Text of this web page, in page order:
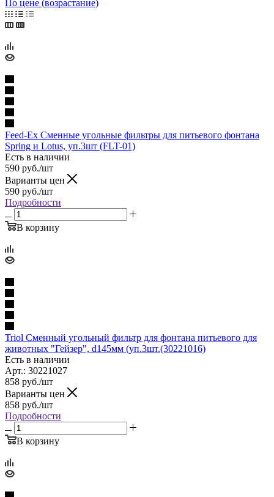
По цене (возрастание)
Feed-Ex Сменные угольные фильтры для питьевого фонтана
Spring и Lotus, уп.3шт (FLT-01)
Есть в наличии
590 руб./шт
Варианты цен
590 руб./шт
Подробности
В корзину
Triol Сменный угольный фильтр для фонтана питьевого для
животных "Гейзер", d145мм (уп.3шт.(30221016)
Есть в наличии
Арт.: 30221027
858 руб./шт
Варианты цен
858 руб./шт
Подробности
В корзину